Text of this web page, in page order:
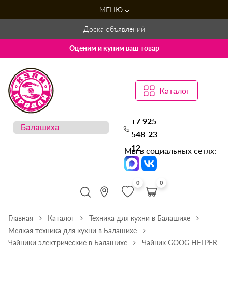
МЕНЮ
Доска объявлений
Оценим и купим ваш товар
Каталог
+7 925
548-23-
12
Мы в социальных сетях:
0 0
Главная Каталог
Техника для кухни в Балашихе
Мелкая техника для кухни в Балашихе
Чайники электрические в Балашихе
Чайник GOOG HELPER